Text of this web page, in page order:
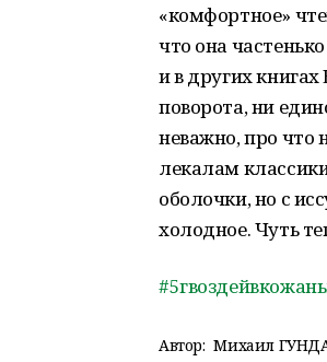
«комфортное»
что она
и в других
поворота, ни
неважно, про что
лекалам
оболочки, но с
холодное. Чуть
Автор: Михаил